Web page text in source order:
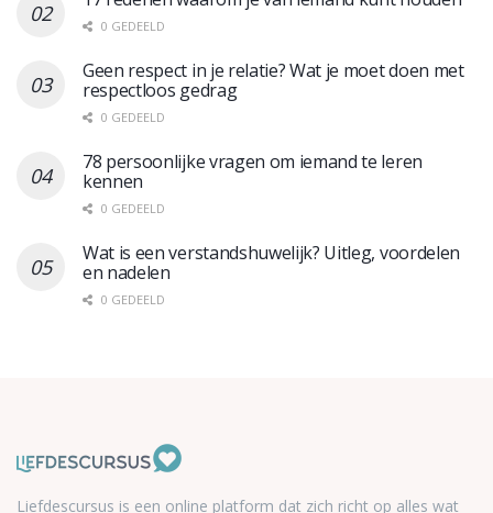
0 GEDEELD
Geen respect in je relatie? Wat je moet doen met
respectloos gedrag
0 GEDEELD
78 persoonlijke vragen om iemand te leren
kennen
0 GEDEELD
Wat is een verstandshuwelijk? Uitleg, voordelen
en nadelen
0 GEDEELD
Liefdescursus is een online platform dat zich richt op alles wat